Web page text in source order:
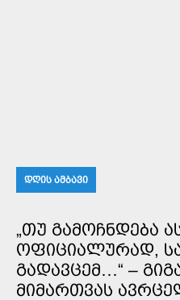
ᲓᲦᲘᲡ ᲐᲛᲑᲐᲕᲘ
„ᲗᲣ ᲒᲐᲛᲝᲩᲜᲓᲔᲑᲐ
ᲝᲤᲘᲪᲘᲐᲚᲣᲠᲐᲓ,
ᲒᲐᲓᲐᲕᲪᲔᲛ…“ –
ᲛᲘᲛᲐᲠᲗᲕᲐᲡ